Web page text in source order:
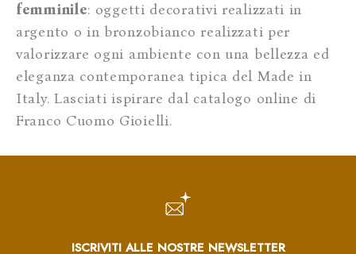
femminile: oggetti decorativi realizzati in
argento o in bronzobianco realizzati per
valorizzare ogni ambiente con una bellezza ed
eleganza contemporanea tipica del Made in
Italy. Lasciati ispirare dal catalogo online di
Franco Cuomo Gioielli.
ISCRIVITI ALLE NOSTRE NEWSLETTER